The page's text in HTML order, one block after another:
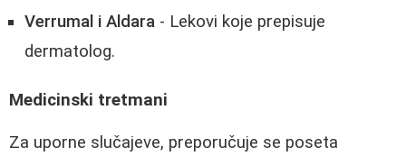
Verrumal i Aldara - Lekovi koje prepisuje
dermatolog.
Medicinski tretmani
Za uporne slučajeve, preporučuje se poseta